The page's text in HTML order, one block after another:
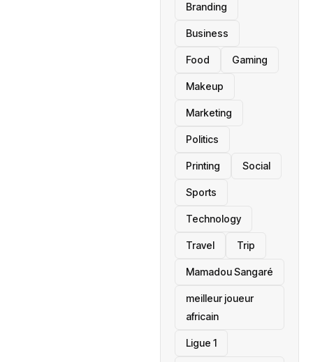
Branding
Business
Food Gaming
Makeup
Marketing
Politics
Printing Social
Sports
Technology
Travel Trip
Mamadou Sangaré
meilleur joueur
africain
Ligue 1